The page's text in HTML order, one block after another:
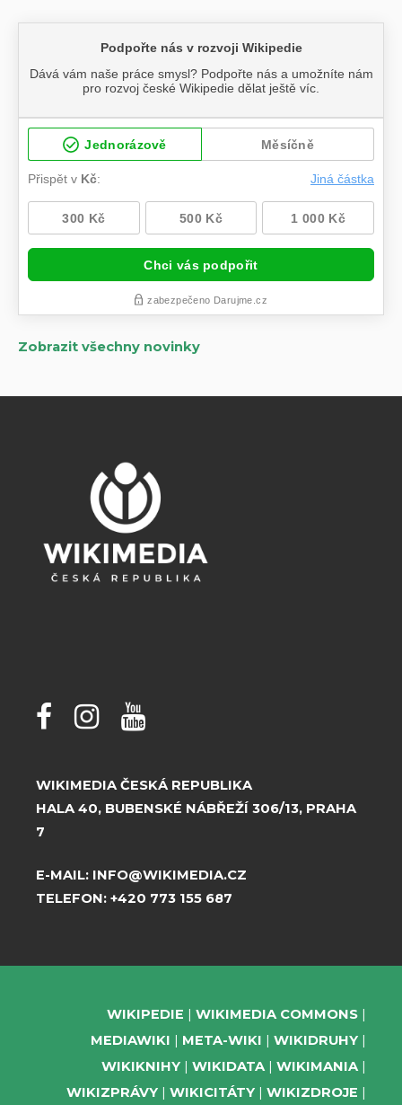
Zobrazit všechny novinky
WIKIMEDIA ČESKÁ REPUBLIKA
HALA 40, BUBENSKÉ NÁBŘEŽÍ 306/13, PRAHA
7
E-MAIL: INFO@WIKIMEDIA.CZ
TELEFON: +420 773 155 687
WIKIPEDIE
WIKIMEDIA COMMONS
MEDIAWIKI
META-WIKI
WIKIDRUHY
WIKIKNIHY
WIKIDATA
WIKIMANIA
WIKIZPRÁVY
WIKICITÁTY WIKIZDROJE